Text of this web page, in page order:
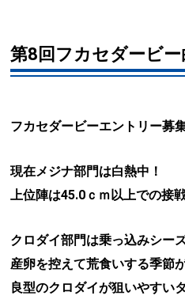
第8回フカセダービー
フカセダービーエントリー募
現在メジナ部門は白熱中！
上位陣は45.0ｃｍ以上での接
クロダイ部門は乗っ込みシー
産卵を控えて荒食いする季節
良型のクロダイが狙いやすい